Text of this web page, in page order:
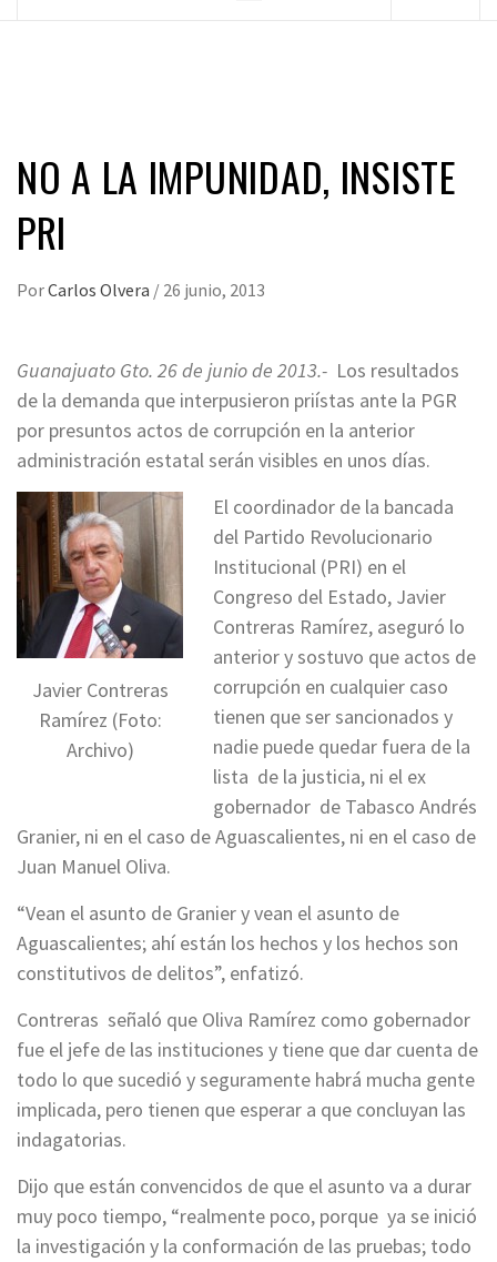
NO A LA IMPUNIDAD, INSISTE
PRI
PorCarlos Olvera / 26 junio, 2013
Guanajuato Gto. 26 de junio de 2013.- Los resultados
de la demanda que interpusieron priístas ante la PGR
por presuntos actos de corrupción en la anterior
administración estatal serán visibles en unos días.
Javier Contreras
Ramírez (Foto:
Archivo)
El coordinador de la bancada
del Partido Revolucionario
Institucional (PRI) en el
Congreso del Estado, Javier
Contreras Ramírez, aseguró lo
anterior y sostuvo que actos de
corrupción en cualquier caso
tienen que ser sancionados y
nadie puede quedar fuera de la
lista de la justicia, ni el ex
gobernador de Tabasco Andrés
Granier, ni en el caso de Aguascalientes, ni en el caso de
Juan Manuel Oliva.
“Vean el asunto de Granier y vean el asunto de
Aguascalientes; ahí están los hechos y los hechos son
constitutivos de delitos”, enfatizó.
Contreras señaló que Oliva Ramírez como gobernador
fue el jefe de las instituciones y tiene que dar cuenta de
todo lo que sucedió y seguramente habrá mucha gente
implicada, pero tienen que esperar a que concluyan las
indagatorias.
Dijo que están convencidos de que el asunto va a durar
muy poco tiempo, “realmente poco, porque ya se inició
la investigación y la conformación de las pruebas; todo